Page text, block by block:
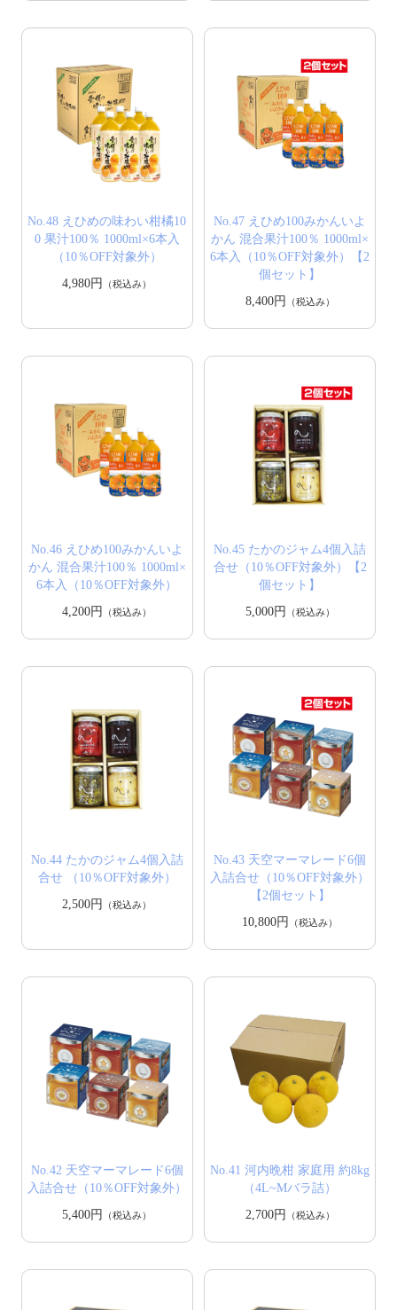
No.48 えひめの味わい柑橘10
0 果汁100％ 1000ml×6本入
（10％OFF対象外）
4,980円
（税込み）
No.47 えひめ100みかんいよ
かん 混合果汁100％ 1000ml×
6本入（10％OFF対象外）【2
個セット】
8,400円
（税込み）
No.46 えひめ100みかんいよ
かん 混合果汁100％ 1000ml×
6本入（10％OFF対象外）
4,200円
（税込み）
No.45 たかのジャム4個入詰
合せ（10％OFF対象外）【2
個セット】
5,000円
（税込み）
No.44 たかのジャム4個入詰
合せ （10％OFF対象外）
2,500円
（税込み）
No.43 天空マーマレード6個
入詰合せ（10％OFF対象外）
【2個セット】
10,800円
（税込み）
No.42 天空マーマレード6個
入詰合せ（10％OFF対象外）
5,400円
（税込み）
No.41 河内晩柑 家庭用 約8kg
（4L~Mバラ詰）
2,700円
（税込み）